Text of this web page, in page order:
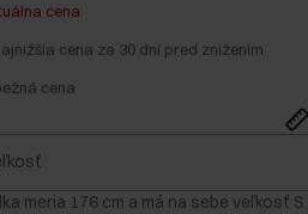
cena
cena za 30 dní pred znížením
cena
meria 176 cm a má na sebe veľkosť S.